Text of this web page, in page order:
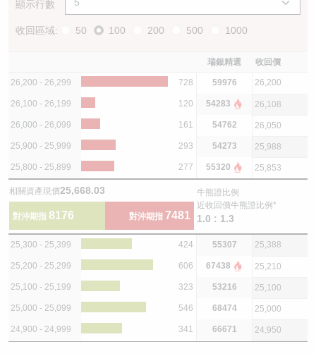
顯示行數
收回區域: 50 100 200 500 1000
瑞銀精選 收回價
26,200 - 26,299 728 59976 26,200
26,100 - 26,199 120 54283 26,108
26,000 - 26,099 161 54762 26,050
25,900 - 25,999 293 54273 25,988
25,800 - 25,899 277 55320 25,853
相關資產現價25,668.03
對沖期指 8176 對沖期指 7481
牛熊證比例
近收回價牛熊證比例*
1.0 : 1.3
25,300 - 25,399 424 55307 25,388
25,200 - 25,299 606 67438 25,210
25,100 - 25,199 323 53216 25,100
25,000 - 25,099 546 68474 25,000
24,900 - 24,999 341 66671 24,950